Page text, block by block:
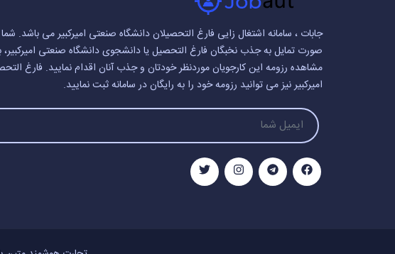
جابات ، سامانه اشتغال زایی فارغ التحصیلان دانشگاه صنعتی امیرکبیر می باشد.
صورت تمایل به جذب نخبگان فارغ التحصیل یا دانشجوی دانشگاه صنعتی امیرکبیر،
مشاهده رزومه این کارجویان موردنظر خودتان و جذب آنان اقدام نمایید. فارغ
امیرکبیر نیز می توانید رزومه خود را به رایگان در سامانه ثبت نمایید.